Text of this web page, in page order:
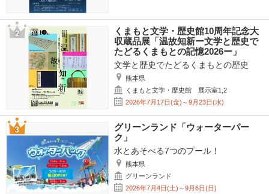
くまもと文学・歴史館10周年記念大
収蔵品展「温故知新ー文学と歴史で
たどるくまもとの記憶2026ー」
文学と歴史でたどるくまもとの歴史
熊本県
くまもと文学・歴史館 展示室1,2
2026年7月17日(金)～9月23日(水)
グリーンランド「ウォーターパー
ク」
水とあそべる7つのプール！
熊本県
グリーンランド
2026年7月4日(土)～9月6日(日)